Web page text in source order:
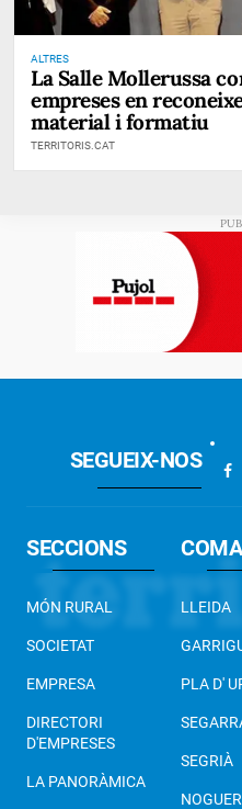
ALTRES
La Salle Mollerussa
empreses en
material i formatiu
TERRITORIS.CAT
SEGUEIX-NOS
SECCIONS
MÓN RURAL
SOCIETAT
EMPRESA
DIRECTORI
D'EMPRESES
LA PANORÀMICA
LLEIDA
PLA D'
SEGRIÀ